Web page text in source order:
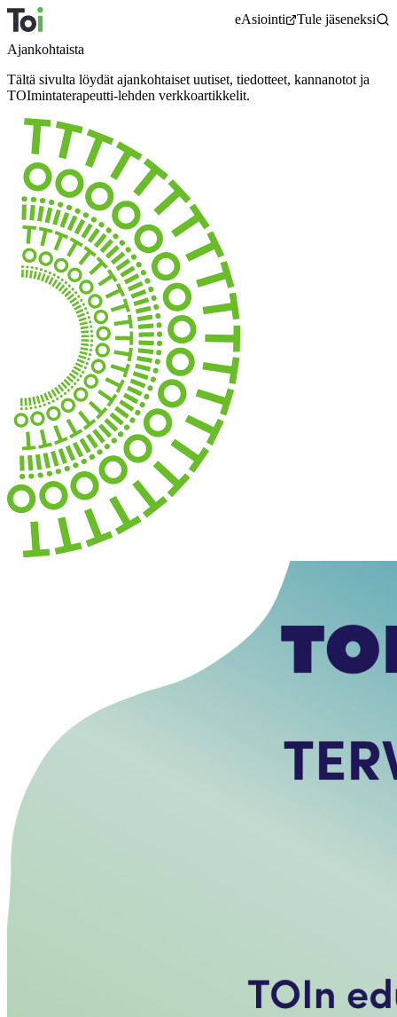
Siirry
sisältöön
eAsiointi
Tule jäseneksi
Ajankohtaista
Tältä sivulta löydät ajankohtaiset uutiset, tiedotteet, kannanotot ja
TOImintaterapeutti-lehden verkkoartikkelit.